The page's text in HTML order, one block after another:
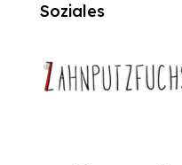
Soziales